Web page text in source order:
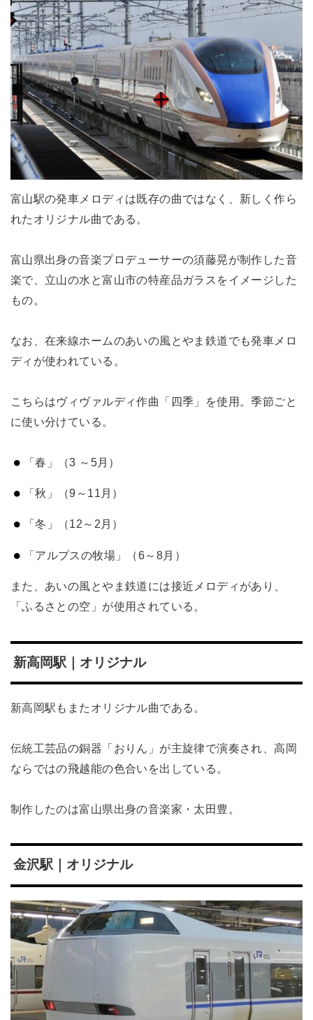
富山駅の発車メロディは既存の曲ではなく、新しく作ら
れたオリジナル曲である。
富山県出身の音楽プロデューサーの須藤晃が制作した音
楽で、立山の水と富山市の特産品ガラスをイメージした
もの。
なお、在来線ホームのあいの風とやま鉄道でも発車メロ
ディが使われている。
こちらはヴィヴァルディ作曲「四季」を使用。季節ごと
に使い分けている。
「春」（3 ～5月）
「秋」（9～11月）
「冬」（12～2月）
「アルプスの牧場」（6～8月）
また、あいの風とやま鉄道には接近メロディがあり、
「ふるさとの空」が使用されている。
新高岡駅｜オリジナル
新高岡駅もまたオリジナル曲である。
伝統工芸品の銅器「おりん」が主旋律で演奏され、高岡
ならではの飛越能の色合いを出している。
制作したのは富山県出身の音楽家・太田豊。
金沢駅｜オリジナル